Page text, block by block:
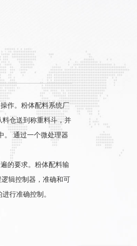
作。粉体配料系统厂
仓送到称重料斗，并
。 通过一个微处理器
的要求。粉体配料输
辑控制器，准确和可
行准确控制。